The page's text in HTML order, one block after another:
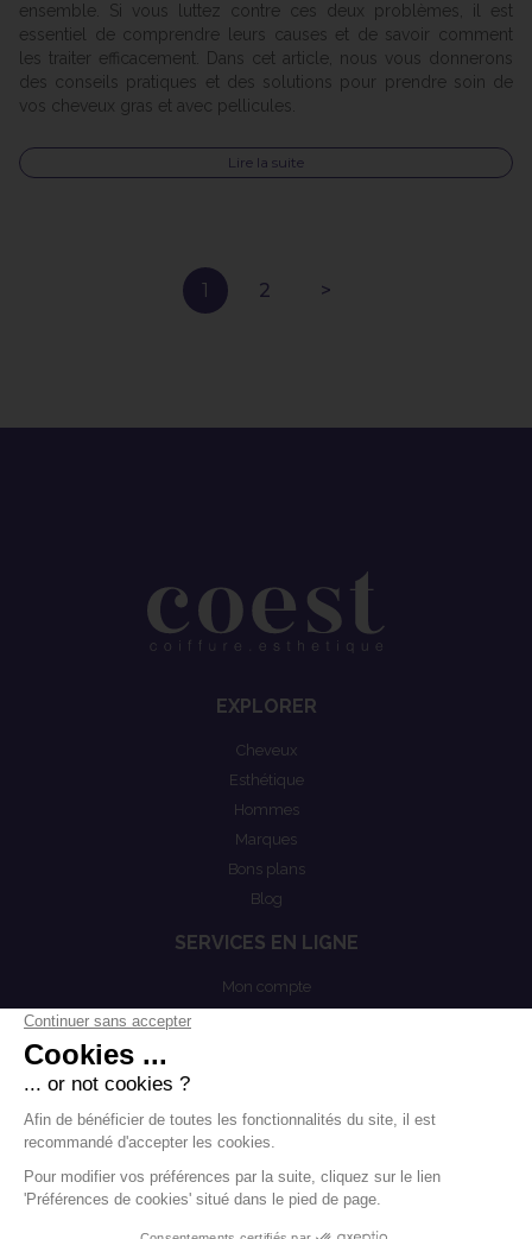
ensemble. Si vous luttez contre ces deux problèmes, il est
essentiel de comprendre leurs causes et de savoir comment
les traiter efficacement. Dans cet article, nous vous donnerons
des conseils pratiques et des solutions pour prendre soin de
vos cheveux gras et avec pellicules.
Lire la suite
1 2 >
EXPLORER
Cheveux
Esthétique
Hommes
Marques
Bons plans
Blog
SERVICES EN LIGNE
Mon compte
Politiques de confidentialités